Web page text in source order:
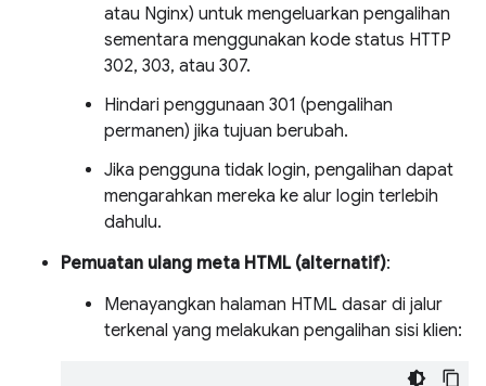
atau Nginx) untuk mengeluarkan pengalihan
sementara menggunakan kode status HTTP
302, 303, atau 307.
Hindari penggunaan 301 (pengalihan
permanen) jika tujuan berubah.
Jika pengguna tidak login, pengalihan dapat
mengarahkan mereka ke alur login terlebih
dahulu.
Pemuatan ulang meta HTML (alternatif):
Menayangkan halaman HTML dasar di jalur
terkenal yang melakukan pengalihan sisi klien: